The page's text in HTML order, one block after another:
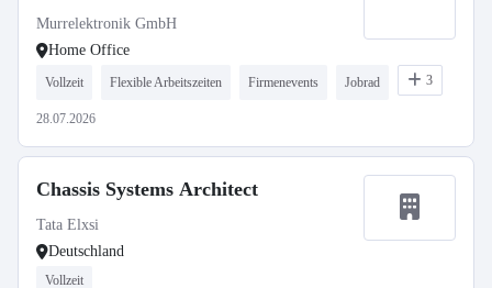
Murrelektronik GmbH
Home Office
Vollzeit Flexible Arbeitszeiten Firmenevents Jobrad 3
28.07.2026
Chassis Systems Architect
Tata Elxsi
Deutschland
Vollzeit